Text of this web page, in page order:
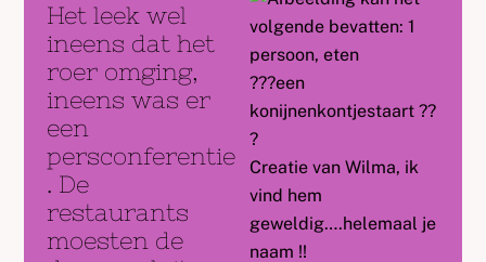
Het leek wel
ineens dat het
roer omging,
ineens was er
een
persconferentie
. De
restaurants
moesten de
???een
konijnenkontjestaart ??
?
Creatie van Wilma, ik
vind hem
geweldig….helemaal je
naam !!